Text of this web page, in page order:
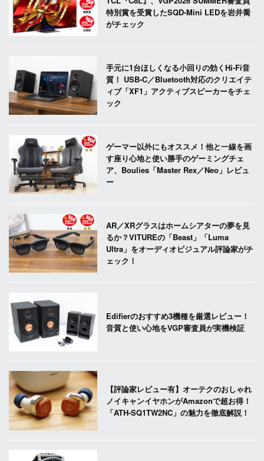
特別賞を受賞したSQD-Mini LEDを岩井喬
がチェック
手元に1台ほしくなる小回りの効くHi-Fi音
質！ USB-C／Bluetooth対応のクリエイテ
ィブ「XF1」アクティブスピーカーをチェ
ック
ゲーマー以外にもオススメ！他と一線を画
す座り心地と使い勝手のゲーミングチェ
ア、Boulies「Master Rex／Neo」レビュ
ー
AR／XRグラスはホームシアターの夢を見
るか？VITUREの「Beast」「Luma
Ultra」をオーディオビジュアル評論家がチ
ェック！
Edifierのおすすめ3機種を厳選レビュー！
音質と使い心地をVGP審査員が実機検証
【評論家レビュー有】オーテクのおしゃれ
ノイキャンイヤホンがAmazonで超お得！
「ATH-SQ1TW2NC」の魅力を徹底解説！